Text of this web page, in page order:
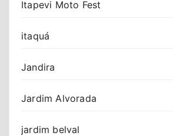
Itapevi Moto Fest
itaquá
Jandira
Jardim Alvorada
jardim belval